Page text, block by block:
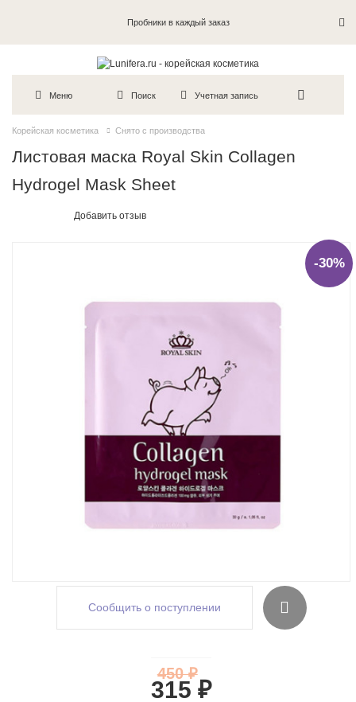
Пробники в каждый заказ
Меню Поиск Учетная запись
Корейская косметика Снято с производства
Листовая маска Royal Skin Collagen
Hydrogel Mask Sheet
Добавить отзыв
-30%
Сообщить о поступлении
315 ₽
450 ₽